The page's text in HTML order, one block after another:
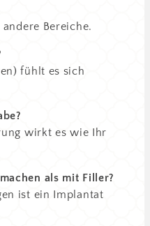
Bereiche.
fühlt es sich
wirkt es wie Ihr
als mit Filler?
ist ein Implantat